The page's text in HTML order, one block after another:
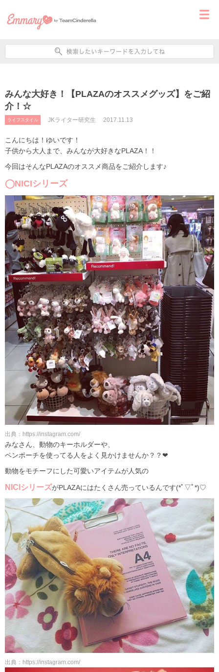
みんな大好き！【PLAZAのオススメグッズ】をご紹
介！☆
ライフスタイル JKライター研究生 2017.11.13
こんにちは！ゆいです！
子供から大人まで、みんなが大好きなPLAZA！！
今回はそんなPLAZAのオススメ商品をご紹介します♪
◯NICIシリーズ
出典：https://instagram.com/
みなさん、動物のキーホルダーや、
ペンポーチを使ってる人をよく見かけませんか？？❤
動物をモチーフにした可愛いアイテムが人気の
NICIシリーズがPLAZAにはたくさん売っているんです(*ﾟ▽ﾟ*)♡
出典：https://instagram.com/